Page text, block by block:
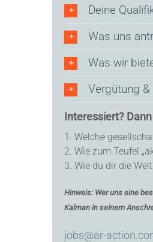
Deine
Was uns
Was wir
Vergütung
Interessiert?
1. Welche
2. Wie zum Teufel
3. Wie du dir die
Hinweis: Wer uns eine
Kalman in seinem
jobs@ar-